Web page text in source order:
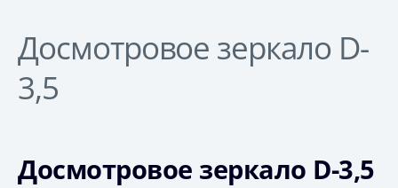
Досмотровое зеркало D-
3,5
Досмотровое зеркало D-3,5